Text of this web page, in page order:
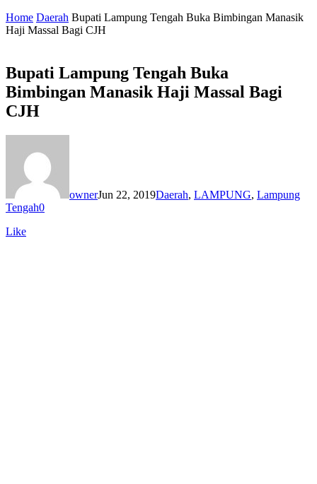
Home Daerah Bupati Lampung Tengah Buka Bimbingan Manasik
Haji Massal Bagi CJH
Bupati Lampung Tengah Buka
Bimbingan Manasik Haji Massal Bagi
CJH
ownerJun 22, 2019Daerah, LAMPUNG, Lampung
Tengah0
Like